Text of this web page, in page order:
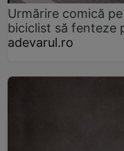
Urmărire comică
biciclist să fenteze
adevarul.ro